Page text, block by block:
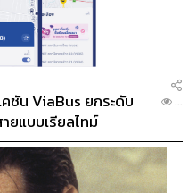
ารบึงประดิษฐ์ วังโตนด’ ใน
ไร่ สามารถบำบัดน้ำเสีย
ได้ถึง 292,000 ลูกบาศก์
พัฒนานำไปใช้เป็นพื้นที่
รับชุมชนโดยรอบ แสดง
กลมกลืนกับสิ่งแวดล้อม
ถดูแลรักษา ได้ง่ายใน
ชัน ViaBus ยกระดับ
ยแบบเรียลไทม์
...